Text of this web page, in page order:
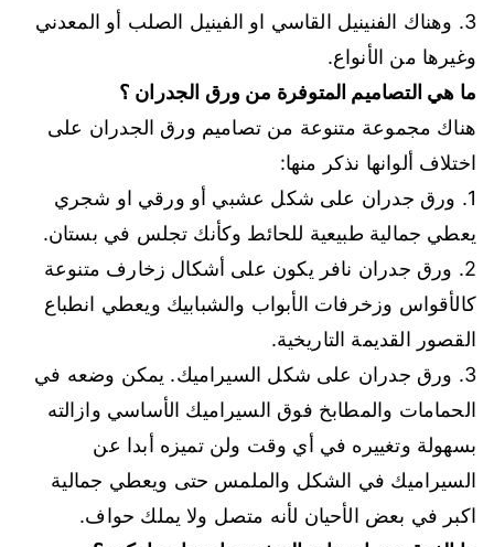
3. وهناك الفنينيل القاسي او الفينيل الصلب أو المعدني
وغيرها من الأنواع.
ما هي التصاميم المتوفرة من ورق الجدران ؟
هناك مجموعة متنوعة من تصاميم ورق الجدران على
اختلاف ألوانها نذكر منها:
1. ورق جدران على شكل عشبي أو ورقي او شجري
يعطي جمالية طبيعية للحائط وكأنك تجلس في بستان.
2. ورق جدران نافر يكون على أشكال زخارف متنوعة
كالأقواس وزخرفات الأبواب والشبابيك ويعطي انطباع
القصور القديمة التاريخية.
3. ورق جدران على شكل السيراميك. يمكن وضعه في
الحمامات والمطابخ فوق السيراميك الأساسي وازالته
بسهولة وتغييره في أي وقت ولن تميزه أبدا عن
السيراميك في الشكل والملمس حتى ويعطي جمالية
اكبر في بعض الأحيان لأنه متصل ولا يملك حواف.